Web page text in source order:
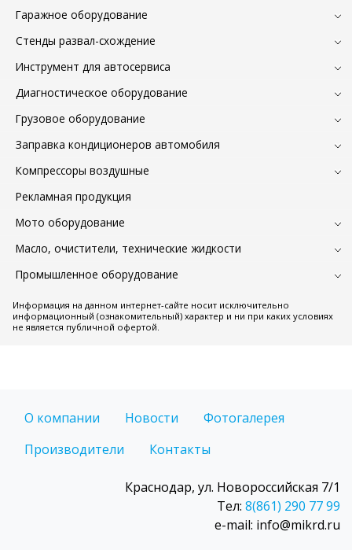
Гаражное оборудование
Стенды развал-схождение
Инструмент для автосервиса
Диагностическое оборудование
Грузовое оборудование
Заправка кондиционеров автомобиля
Компрессоры воздушные
Рекламная продукция
Мото оборудование
Масло, очистители, технические жидкости
Промышленное оборудование
Информация на данном интернет-сайте носит исключительно
информационный (ознакомительный) характер и ни при каких условиях
не является публичной офертой.
О компании Новости
Фотогалерея
Производители
Контакты
Краснодар, ул. Новороссийская 7/1
Тел: 8(861) 290 77 99
e-mail: info@mikrd.ru